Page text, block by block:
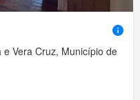
Vera Cruz, Município de